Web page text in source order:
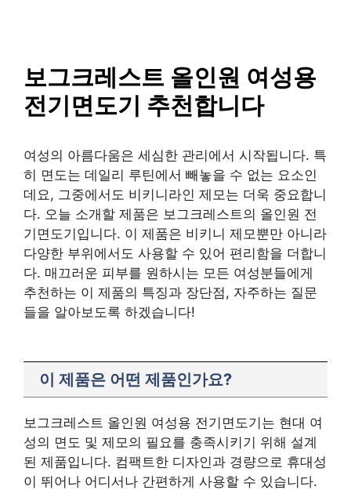
보그크레스트 올인원 여성용
전기면도기 추천합니다
여성의 아름다움은 세심한 관리에서 시작됩니다. 특
히 면도는 데일리 루틴에서 빼놓을 수 없는 요소인
데요, 그중에서도 비키니라인 제모는 더욱 중요합니
다. 오늘 소개할 제품은 보그크레스트의 올인원 전
기면도기입니다. 이 제품은 비키니 제모뿐만 아니라
다양한 부위에서도 사용할 수 있어 편리함을 더합니
다. 매끄러운 피부를 원하시는 모든 여성분들에게
추천하는 이 제품의 특징과 장단점, 자주하는 질문
들을 알아보도록 하겠습니다!
이 제품은 어떤 제품인가요?
보그크레스트 올인원 여성용 전기면도기는 현대 여
성의 면도 및 제모의 필요를 충족시키기 위해 설계
된 제품입니다. 컴팩트한 디자인과 경량으로 휴대성
이 뛰어나 어디서나 간편하게 사용할 수 있습니다.